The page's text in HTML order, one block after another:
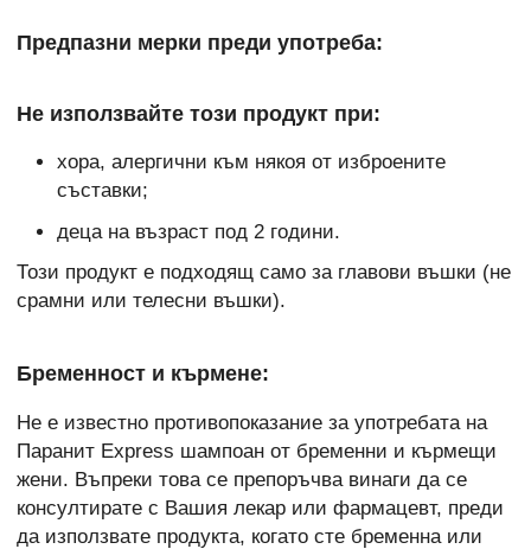
Предпазни мерки преди употреба:
Не използвайте този продукт при:
хора, алергични към някоя от изброените
съставки;
деца на възраст под 2 години.
Този продукт е подходящ само за главови въшки (не
срамни или телесни въшки).
Бременност и кърмене:
Не е известно противопоказание за употребата на
Паранит Express шампоан от бременни и кърмещи
жени. Въпреки това се препоръчва винаги да се
консултирате с Вашия лекар или фармацевт, преди
да използвате продукта, когато сте бременна или